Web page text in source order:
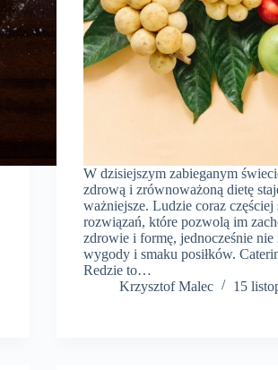
W dzisiejszym zabieganym
zdrową i zrównoważoną dietę
ważniejsze. Ludzie coraz częściej
rozwiązań, które pozwolą im
zdrowie i formę, jednocześnie nie
wygody i smaku posiłków.
Redzie to…
Krzysztof Malec
15